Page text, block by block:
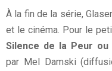
À la fin de la série,
et le cinéma. Pour le
Silence de la Peur ou
par Mel Damski